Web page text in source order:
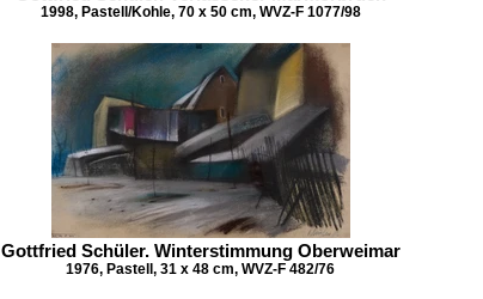
1998, Pastell/Kohle, 70 x 50 cm, WVZ-F 1077/98
Gottfried Schüler. Winterstimmung Oberweimar
1976, Pastell, 31 x 48 cm, WVZ-F 482/76